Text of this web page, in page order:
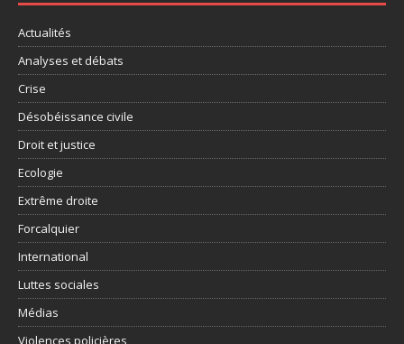
Actualités
Analyses et débats
Crise
Désobéissance civile
Droit et justice
Ecologie
Extrême droite
Forcalquier
International
Luttes sociales
Médias
Violences policières